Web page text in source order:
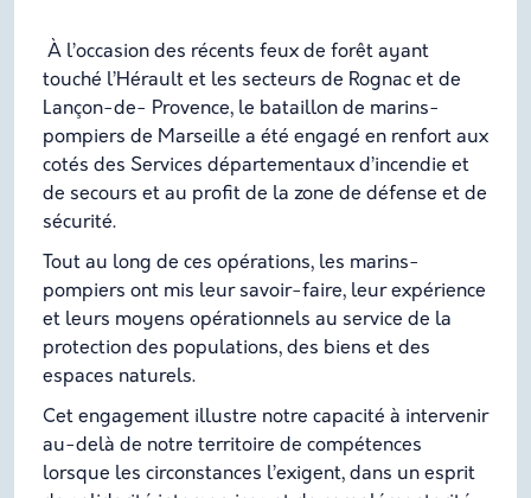
À l’occasion des récents feux de forêt ayant
touché l’Hérault et les secteurs de Rognac et de
Lançon-de- Provence, le bataillon de marins-
pompiers de Marseille a été engagé en renfort aux
cotés des Services départementaux d’incendie et
de secours et au profit de la zone de défense et de
sécurité.
Tout au long de ces opérations, les marins-
pompiers ont mis leur savoir-faire, leur expérience
et leurs moyens opérationnels au service de la
protection des populations, des biens et des
espaces naturels.
Cet engagement illustre notre capacité à intervenir
au-delà de notre territoire de compétences
lorsque les circonstances l’exigent, dans un esprit